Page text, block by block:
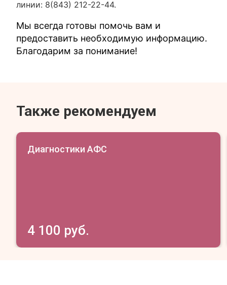
линии: 8(843) 212-22-44.
Мы всегда готовы помочь вам и
предоставить необходимую информацию.
Благодарим за понимание!
Также рекомендуем
Диагностики АФС
4 100 руб.